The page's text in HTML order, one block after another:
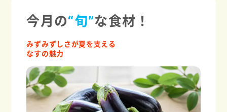
今月の“旬”な食材！
みずみずしさが夏を支える
なすの魅力